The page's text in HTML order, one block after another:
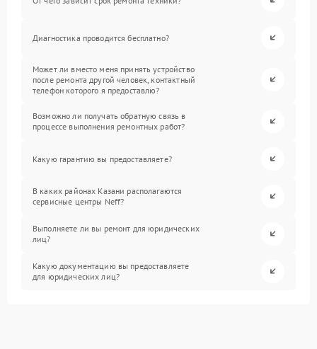
Диагностика проводится бесплатно?
Может ли вместо меня принять устройство
после ремонта другой человек, контактный
телефон которого я предоставлю?
Возможно ли получать обратную связь в
процессе выполнения ремонтных работ?
Какую гарантию вы предоставляете?
В каких районах Казани располагаются
сервисные центры Neff?
Выполняете ли вы ремонт для юридических
лиц?
Какую документацию вы предоставляете
для юридических лиц?